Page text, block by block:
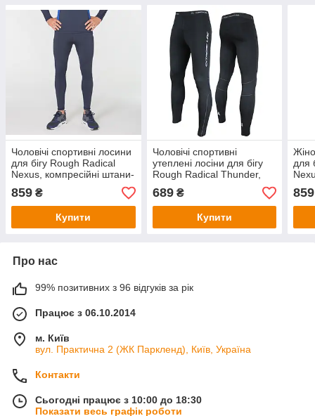
Чоловічі спортивні лосини
для бігу Rough Radical
Nexus, компресійні штани-
тайтси для бігу
859 ₴
Купити
Чоловічі спортивні
утеплені лосіни для бігу
Rough Radical Thunder,
компресійні штани-тайтси
для бігу
689₴
Купити
для
859
Про нас
99% позитивних з 96 відгуків за рік
Працює з 06.10.2014
м. Київ
вул. Практична 2 (ЖК Паркленд), Київ, Україна
Контакти
Сьогодні працює з 10:00 до 18:30
Показати весь графік роботи